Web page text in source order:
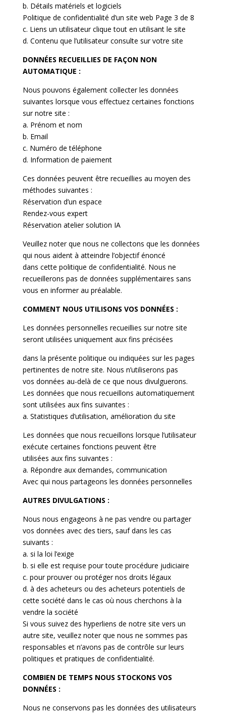
b. Détails matériels et logiciels
Politique de confidentialité d’un site web Page 3 de 8
c. Liens un utilisateur clique tout en utilisant le site
d. Contenu que l’utilisateur consulte sur votre site
DONNÉES RECUEILLIES DE FAÇON NON
AUTOMATIQUE :
Nous pouvons également collecter les données
suivantes lorsque vous effectuez certaines fonctions
sur notre site :
a. Prénom et nom
b. Email
c. Numéro de téléphone
d. Information de paiement
Ces données peuvent être recueillies au moyen des
méthodes suivantes :
Réservation d’un espace
Rendez-vous expert
Réservation atelier solution IA
Veuillez noter que nous ne collectons que les données
qui nous aident à atteindre l’objectif énoncé
dans cette politique de confidentialité. Nous ne
recueillerons pas de données supplémentaires sans
vous en informer au préalable.
COMMENT NOUS UTILISONS VOS DONNÉES :
Les données personnelles recueillies sur notre site
seront utilisées uniquement aux fins précisées
dans la présente politique ou indiquées sur les pages
pertinentes de notre site. Nous n’utiliserons pas
vos données au-delà de ce que nous divulguerons.
Les données que nous recueillons automatiquement
sont utilisées aux fins suivantes :
a. Statistiques d’utilisation, amélioration du site
Les données que nous recueillons lorsque l’utilisateur
exécute certaines fonctions peuvent être
utilisées aux fins suivantes :
a. Répondre aux demandes, communication
Avec qui nous partageons les données personnelles
AUTRES DIVULGATIONS :
Nous nous engageons à ne pas vendre ou partager
vos données avec des tiers, sauf dans les cas
suivants :
a. si la loi l’exige
b. si elle est requise pour toute procédure judiciaire
c. pour prouver ou protéger nos droits légaux
d. à des acheteurs ou des acheteurs potentiels de
cette société dans le cas où nous cherchons à la
vendre la société
Si vous suivez des hyperliens de notre site vers un
autre site, veuillez noter que nous ne sommes pas
responsables et n’avons pas de contrôle sur leurs
politiques et pratiques de confidentialité.
COMBIEN DE TEMPS NOUS STOCKONS VOS
DONNÉES :
Nous ne conservons pas les données des utilisateurs